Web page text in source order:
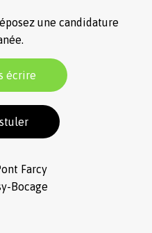
une candidature
écrire
Farcy
Bocage